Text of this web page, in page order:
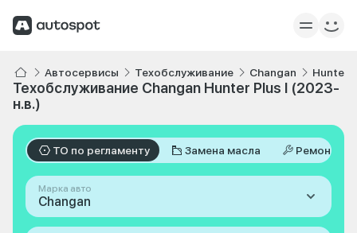
Автосервисы Техобслуживание Changan Hunter
Техобслуживание Changan Hunter Plus I (2023-
н.в.)
ТО по регламенту Замена масла Ремонт
Марка авто
Changan